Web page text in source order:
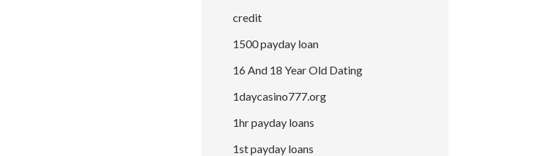
credit
1500 payday loan
16 And 18 Year Old Dating
1daycasino777.org
1hr payday loans
1st payday loans